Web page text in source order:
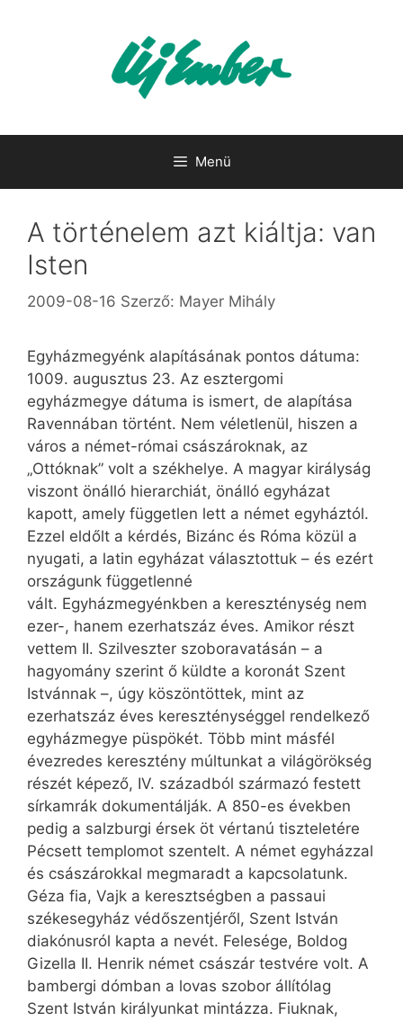
Menü
A történelem azt kiáltja: van
Isten
2009-08-16 Szerző: Mayer Mihály
Egyházmegyénk alapításának pontos dátuma:
1009. augusztus 23. Az esztergomi
egyházmegye dátuma is ismert, de alapítása
Ravennában történt. Nem véletlenül, hiszen a
város a német-római császároknak, az
„Ottóknak” volt a székhelye. A magyar királyság
viszont önálló hierarchiát, önálló egyházat
kapott, amely független lett a német egyháztól.
Ezzel eldőlt a kérdés, Bizánc és Róma közül a
nyugati, a latin egyházat választottuk – és ezért
országunk függetlenné
vált. Egyházmegyénkben a kereszténység nem
ezer-, hanem ezerhatszáz éves. Amikor részt
vettem II. Szilveszter szoboravatásán – a
hagyomány szerint ő küldte a koronát Szent
Istvánnak –, úgy köszöntöttek, mint az
ezerhatszáz éves kereszténységgel rendelkező
egyházmegye püspökét. Több mint másfél
évezredes keresztény múltunkat a világörökség
részét képező, IV. századból származó festett
sírkamrák dokumentálják. A 850-es években
pedig a salzburgi érsek öt vértanú tiszteletére
Pécsett templomot szentelt. A német egyházzal
és császárokkal megmaradt a kapcsolatunk.
Géza fia, Vajk a keresztségben a passaui
székesegyház védőszentjéről, Szent István
diakónusról kapta a nevét. Felesége, Boldog
Gizella II. Henrik német császár testvére volt. A
bambergi dómban a lovas szobor állítólag
Szent István királyunkat mintázza. Fiuknak,